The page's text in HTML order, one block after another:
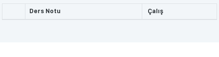
Ders Notu Çalış